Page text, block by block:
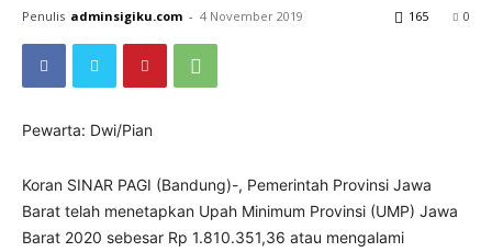
Penulis adminsigiku.com - 4 November 2019 0
165
Pewarta: Dwi/Pian
Koran SINAR PAGI (Bandung)-, Pemerintah Provinsi Jawa
Barat telah menetapkan Upah Minimum Provinsi (UMP) Jawa
Barat 2020 sebesar Rp 1.810.351,36 atau mengalami